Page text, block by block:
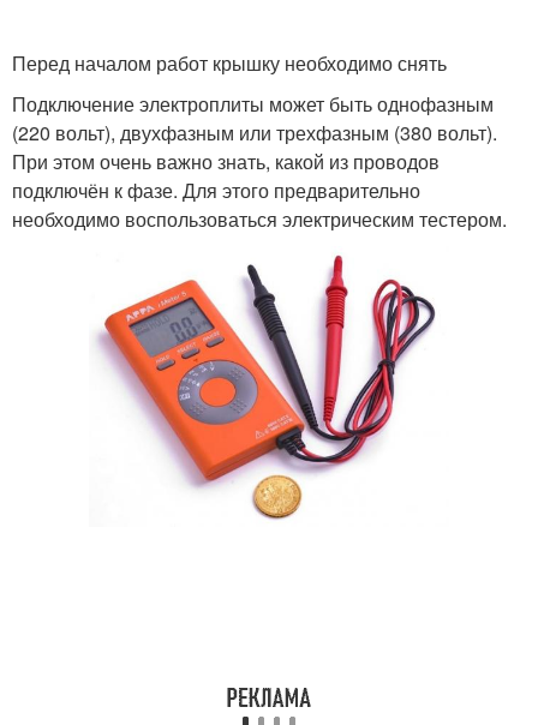
Перед началом работ крышку необходимо снять
Подключение электроплиты может быть однофазным
(220 вольт), двухфазным или трехфазным (380 вольт).
При этом очень важно знать, какой из проводов
подключён к фазе. Для этого предварительно
необходимо воспользоваться электрическим тестером.